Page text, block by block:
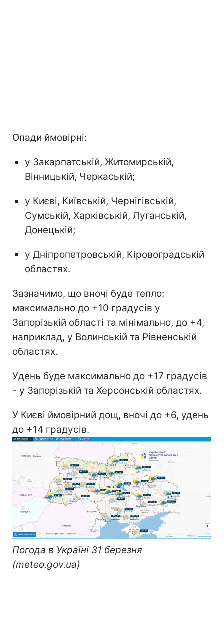
Опади ймовірні:
у Закарпатській, Житомирській,
Вінницькій, Черкаській;
у Києві, Київській, Чернігівській,
Сумській, Харківській, Луганській,
Донецькій;
у Дніпропетровській, Кіровоградській
областях.
Зазначимо, що вночі буде тепло:
максимально до +10 градусів у
Запорізькій області та мінімально, до +4,
наприклад, у Волинській та Рівненській
областях.
Удень буде максимально до +17 градусів
- у Запорізькій та Херсонській областях.
У Києві ймовірний дощ, вночі до +6, удень
до +14 градусів.
Погода в Україні 31 березня
(meteo.gov.ua)